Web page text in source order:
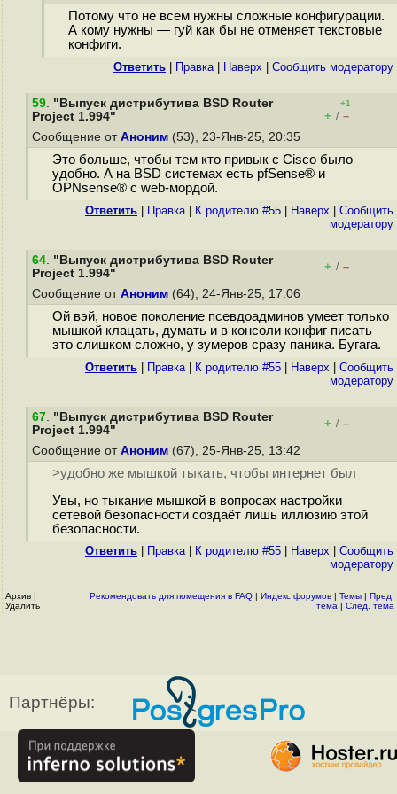
Потому что не всем нужны сложные конфигурации.
А кому нужны — гуй как бы не отменяет текстовые
конфиги.
Ответить Правка| Наверх Cообщить модератору
59. "Выпуск дистрибутива BSD Router
Project 1.994"
+1
+ / –
Сообщение от Аноним (53), 23-Янв-25, 20:35
Это больше, чтобы тем кто привык с Cisco было
удобно. А на BSD системах есть pfSense® и
OPNsense® с web-мордой.
Ответить Правка| К родителю #55 Наверх
Cообщить
модератору
64. "Выпуск дистрибутива BSD Router
Project 1.994"
+ / –
Сообщение от Аноним (64), 24-Янв-25, 17:06
Ой вэй, новое поколение псевдоадминов умеет только
мышкой клацать, думать и в консоли конфиг писать
это слишком сложно, у зумеров сразу паника. Бугага.
Ответить Правка| К родителю #55 Наверх
Cообщить
модератору
67. "Выпуск дистрибутива BSD Router
Project 1.994"
+ / –
Сообщение от Аноним (67), 25-Янв-25, 13:42
>удобно же мышкой тыкать, чтобы интернет был
Увы, но тыкание мышкой в вопросах настройки
сетевой безопасности создаёт лишь иллюзию этой
безопасности.
Ответить Правка| К родителю #55 Наверх
Cообщить
модератору
Архив |
Удалить
Рекомендовать для помещения в FAQ | Индекс форумов | Темы | Пред.
тема | След. тема
Партнёры: